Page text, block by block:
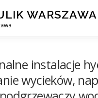
WARSZAWA
LOKALIZACJE –
instalacje
wycieków,